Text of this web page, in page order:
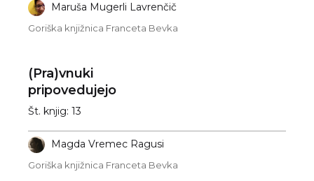
Maruša Mugerli Lavrenčič
Goriška knjižnica Franceta Bevka
(Pra)vnuki
pripovedujejo
Št. knjig: 13
Magda Vremec Ragusi
Goriška knjižnica Franceta Bevka